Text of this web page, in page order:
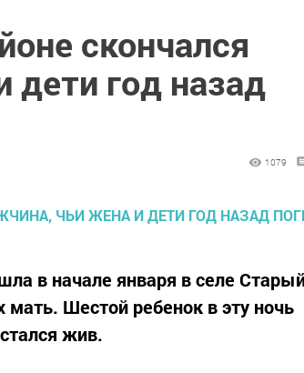
скончался
год назад
1079
в начале января в селе
мать. Шестой ребенок в эту ночь
жив.